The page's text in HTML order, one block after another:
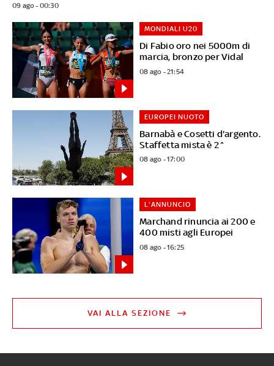
09 ago - 00:30
Di Fabio oro nei 5000m di
marcia, bronzo per Vidal
MONDIALI U20
08 ago - 21:54
Barnabà e Cosetti d'argento.
Staffetta mista è 2^
EUROPEI NUOTO
08 ago - 17:00
Marchand rinuncia ai 200 e
400 misti agli Europei
L'ANNUNCIO
08 ago - 16:25
VAI ALLA SEZIONE